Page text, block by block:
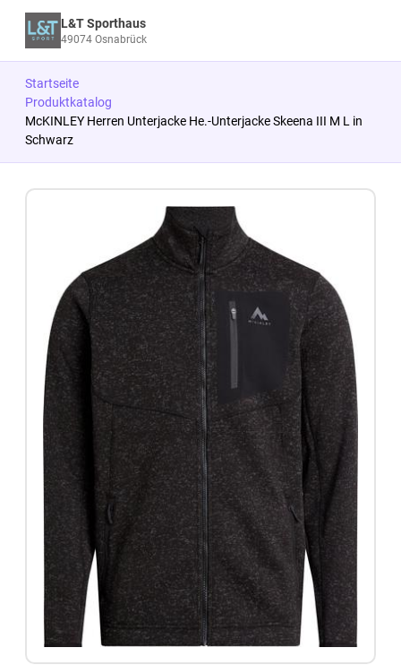
L&T Sporthaus
49074 Osnabrück
Startseite
Produktkatalog
McKINLEY Herren Unterjacke He.-Unterjacke Skeena III M L in
Schwarz